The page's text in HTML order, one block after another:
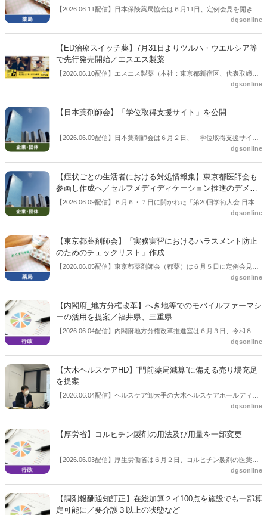
【2026.06.11配信】日本保険薬局協会は６月11日、定例会見を開き、
「コンサータ錠」の登録薬局間の在庫調整等に関する要望を公表し
いう。
dgsonline
【ED治療スイッチ薬】7月31日よりツルハ・ウエルシア等
で先行発売開始／エスエス製薬
【2026.06.10配信】エスエス製薬（本社：東京都新宿区、代表取締役
社長：元島陽子氏）は６月10日、日本初のED用市販薬「シアリス」
た。
dgsonline
【日本薬剤師会】「学位取得支援サイト」を公開
【2026.06.09配信】日本薬剤師会は６月２日、「学位取得支援サイ
dgsonline
【症状ごとの生活者における対処情報集】東京都医師会も
参画し作成へ／セルフメディディケーション推進のデメリ
ット低減
【2026.06.09配信】６月６・７日に開かれた「第20回学術大会 日本ジ
ェネリック医薬品・バイオシミラー学会」で、「症状毎の生活者対処
研究事業」の研究課題として採択されたことが報告された。
dgsonline
【東京都薬剤師会】「実務実習におけるハラスメント防止
のためのチェックリスト」作成
【2026.06.05配信】東京都薬剤師会（都薬）は６月５日に定例会見を
開いた。その中で「実務実習におけるハラスメント防止のためのチェ
dgsonline
【内閣府_地方分権改革】へき地等でのモバイルファーマシ
ーの活用を提案／福井県、三重県
【2026.06.04配信】内閣府地方分権改革推進室は６月３日、令和８年
２月２日から令和８年４月21日までの間に応募があった地方分権改革
ルファーマシーの活用が提案された。
dgsonline
【大木ヘルスケアHD】“門前薬局減算”に備える売り場充足
を提案
【2026.06.04配信】ヘルスケア卸大手の大木ヘルスケアホールディン
グス（代表取締役社長：松井秀正氏）は６月４日、６月16・17日に開
開催した。今回の調剤報酬改定で新設された「門前薬局等立地依存減
算」（調剤基本料の15点マイナス）を取り上げ、減算に備える売り場
dgsonline
【厚労省】コルヒチン製剤の用法及び用量を一部変更
【2026.06.03配信】厚生労働省は６月２日、コルヒチン製剤の医薬品
医療機器法上の用法及び用量の一部変更について通知を発出した。
ルヒチンとして 1 回 0.5～1.0mg を 1 日 1 回又は 2 回経口投与する。
ただし、1 日の総投与量は 1.5mg を超えないこと」とした。
dgsonline
【調剤報酬通知訂正】在総加算２イ100点を施設でも一部算
定可能に／要介護３以上の状態など